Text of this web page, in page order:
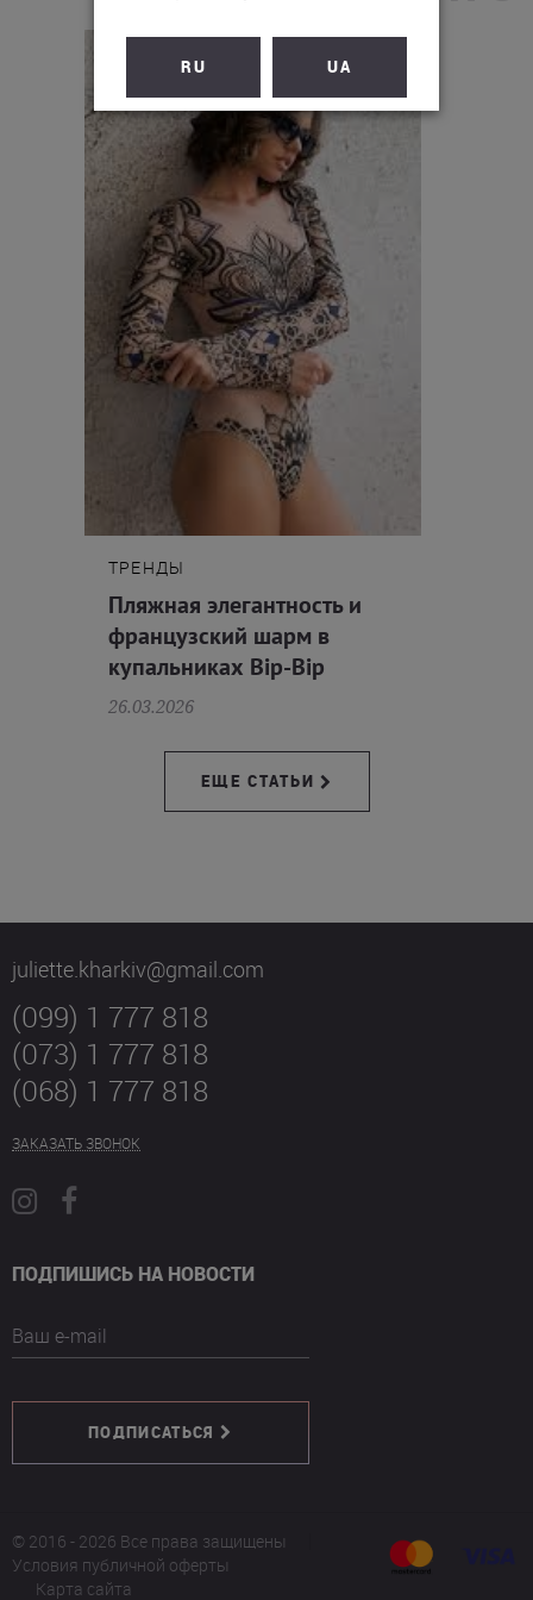
ТРЕНДЫ
Пляжная элегантность и
французский шарм в
купальниках Bip-Bip
26.03.2026
ЕЩЕ СТАТЬИ
juliette.kharkiv@gmail.com
(099) 1 777 818
(073) 1 777 818
(068) 1 777 818
ЗАКАЗАТЬ ЗВОНОК
ПОДПИШИСЬ НА НОВОСТИ
Ваш e-mail
ПОДПИСАТЬСЯ
© 2016 - 2026 Все права защищены
Условия публичной оферты
Карта сайта
RU UA